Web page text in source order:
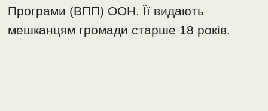
Програми (ВПП) ООН. Її видають
мешканцям громади старше 18 років.